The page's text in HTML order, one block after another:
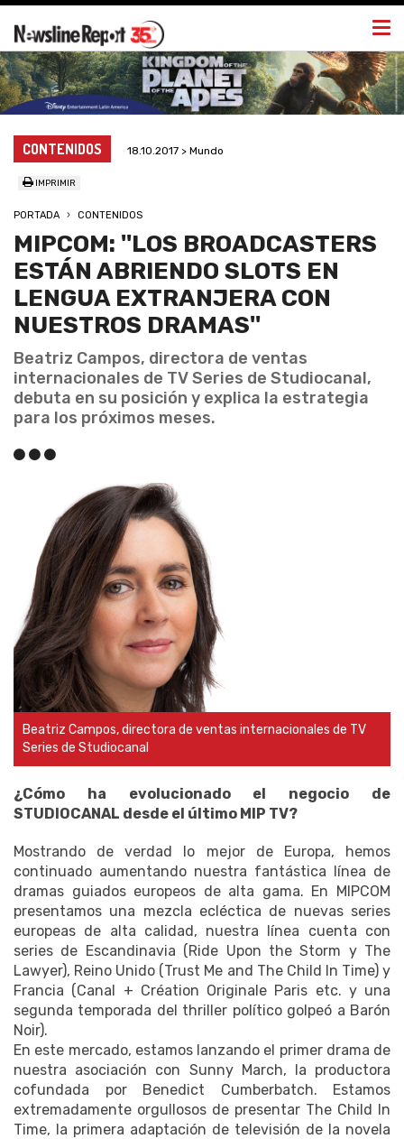
CONTENIDOS 18.10.2017 > Mundo
IMPRIMIR
PORTADA CONTENIDOS
MIPCOM: ''LOS BROADCASTERS
ESTÁN ABRIENDO SLOTS EN
LENGUA EXTRANJERA CON
NUESTROS DRAMAS''
Beatriz Campos, directora de ventas
internacionales de TV Series de Studiocanal,
debuta en su posición y explica la estrategia
para los próximos meses.
Beatriz Campos, directora de ventas internacionales de TV
Series de Studiocanal
¿Cómo ha evolucionado el negocio de
STUDIOCANAL desde el último MIP TV?
Mostrando de verdad lo mejor de Europa, hemos
continuado aumentando nuestra fantástica línea de
dramas guiados europeos de alta gama. En MIPCOM
presentamos una mezcla ecléctica de nuevas series
europeas de alta calidad, nuestra línea cuenta con
series de Escandinavia (Ride Upon the Storm y The
Lawyer), Reino Unido (Trust Me and The Child In Time) y
Francia (Canal + Création Originale Paris etc. y una
segunda temporada del thriller político golpeó a Barón
Noir).
En este mercado, estamos lanzando el primer drama de
nuestra asociación con Sunny March, la productora
cofundada por Benedict Cumberbatch. Estamos
extremadamente orgullosos de presentar The Child In
Time, la primera adaptación de televisión de la novela